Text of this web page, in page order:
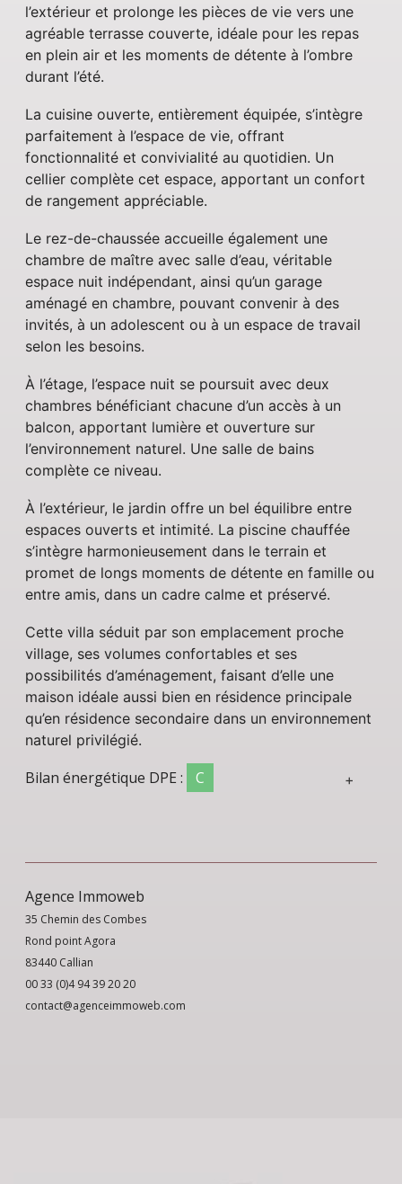
l’extérieur et prolonge les pièces de vie vers une
agréable terrasse couverte, idéale pour les repas
en plein air et les moments de détente à l’ombre
durant l’été.
La cuisine ouverte, entièrement équipée, s’intègre
parfaitement à l’espace de vie, offrant
fonctionnalité et convivialité au quotidien. Un
cellier complète cet espace, apportant un confort
de rangement appréciable.
Le rez-de-chaussée accueille également une
chambre de maître avec salle d’eau, véritable
espace nuit indépendant, ainsi qu’un garage
aménagé en chambre, pouvant convenir à des
invités, à un adolescent ou à un espace de travail
selon les besoins.
À l’étage, l’espace nuit se poursuit avec deux
chambres bénéficiant chacune d’un accès à un
balcon, apportant lumière et ouverture sur
l’environnement naturel. Une salle de bains
complète ce niveau.
À l’extérieur, le jardin offre un bel équilibre entre
espaces ouverts et intimité. La piscine chauffée
s’intègre harmonieusement dans le terrain et
promet de longs moments de détente en famille ou
entre amis, dans un cadre calme et préservé.
Cette villa séduit par son emplacement proche
village, ses volumes confortables et ses
possibilités d’aménagement, faisant d’elle une
maison idéale aussi bien en résidence principale
qu’en résidence secondaire dans un environnement
naturel privilégié.
Bilan énergétique DPE : C +
E
G
Agence Immoweb
35 Chemin des Combes
Rond point Agora
83440 Callian
00 33 (0)4 94 39 20 20
contact@agenceimmoweb.com